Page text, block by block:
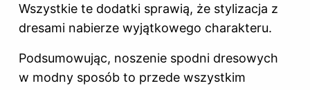
Wszystkie te dodatki sprawią, że stylizacja z
dresami nabierze wyjątkowego charakteru.
Podsumowując, noszenie spodni dresowych
w modny sposób to przede wszystkim